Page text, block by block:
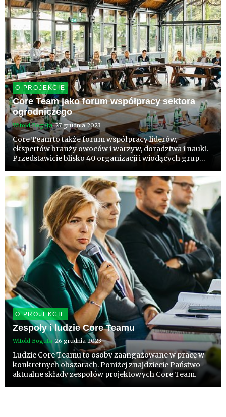
O PROJEKCIE
Core Team jako forum współpracy sektora
ogrodniczego
Witold Boguta 27 grudnia 2023
Core Team to także forum współpracy liderów,
ekspertów branży owoców i warzyw, doradztwa i nauki.
Przedstawicie blisko 40 organizacji i wiodących grup
uzgodnionego portfela inicjatyw i opracowanie planu
rozwoju sektora.
O PROJEKCIE
Zespoły i ludzie Core Teamu
Witold Boguta 26 grudnia 2023
Ludzie Core Teamu to osoby zaangażowane w pracę w
konkretnych obszarach. Poniżej znajdziecie Państwo
aktualne składy zespołów projektowych Core Team.